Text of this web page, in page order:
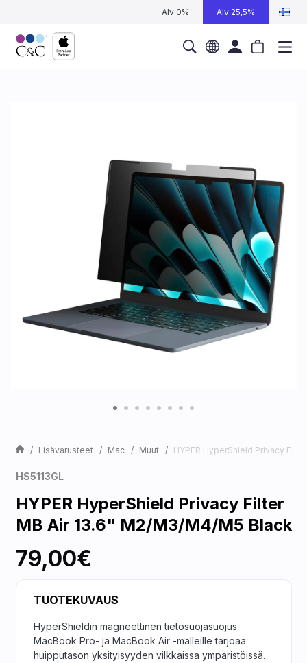
Alv 0% Alv 25,5%
Lisävarusteet Mac Muut HYPER HyperShield Privacy
HS5113GL
HYPER HyperShield Privacy Filter
MB Air 13.6" M2/M3/M4/M5 Black
79,00€
TUOTEKUVAUS
HyperShieldin magneettinen tietosuojasuojus
MacBook Pro- ja MacBook Air -malleille tarjoaa
huipputason yksityisyyden vilkkaissa ympäristöissä.